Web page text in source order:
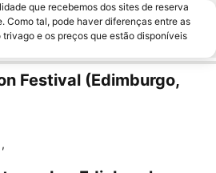
que recebemos dos sites de reserva
Como tal, pode haver diferenças entre as
e os preços que estão disponíveis
Festival (Edimburgo,
,